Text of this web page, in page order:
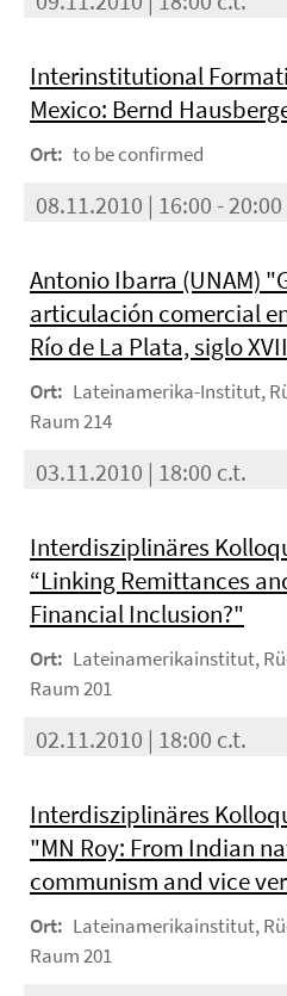
Interinstitutional
Mexico: Bernd
Ort: to be confirmed
08.11.2010 | 16:00 - 20:00
Antonio Ibarra (UNAM)
articulación comercial
Río de La Plata, siglo
Ort: Lateinamerika-Institut,
Raum 214
03.11.2010 | 18:00 c.t.
Interdisziplinäres
“Linking Remittances
Financial Inclusion?"
Ort: Lateinamerikainstitut,
Raum 201
02.11.2010 | 18:00 c.t.
Interdisziplinäres
"MN Roy: From Indian
communism and vice
Ort: Lateinamerikainstitut,
Raum 201